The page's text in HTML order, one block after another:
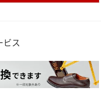
ビス